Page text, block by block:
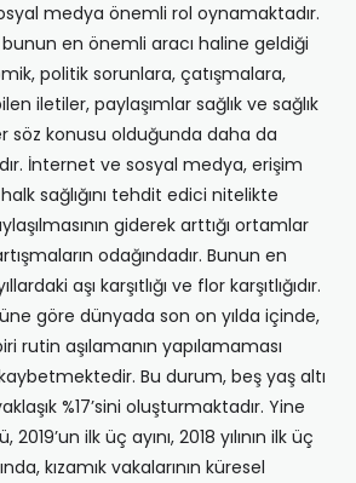
medya önemli rol oynamaktadır.
en önemli aracı haline geldiği
politik sorunlara, çatışmalara,
iletiler, paylaşımlar sağlık ve sağlık
söz konusu olduğunda daha da
İnternet ve sosyal medya, erişim
sağlığını tehdit edici nitelikte
giderek arttığı ortamlar
odağındadır. Bunun en
aşı karşıtlığı ve flor karşıtlığıdır.
göre dünyada son on yılda içinde,
rutin aşılamanın yapılamaması
Bu durum, beş yaş altı
%17’sini oluşturmaktadır. Yine
ilk üç ayını, 2018 yılının ilk üç
kızamık vakalarının küresel